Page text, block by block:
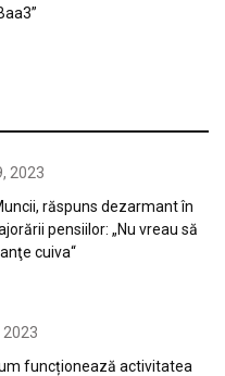
2023
răspuns dezarmant în
pensiilor: „Nu vreau să
cuiva“
2023
funcționează activitatea